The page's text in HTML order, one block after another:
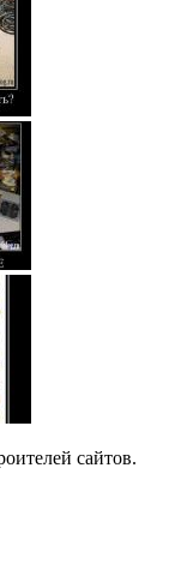
сайтов.